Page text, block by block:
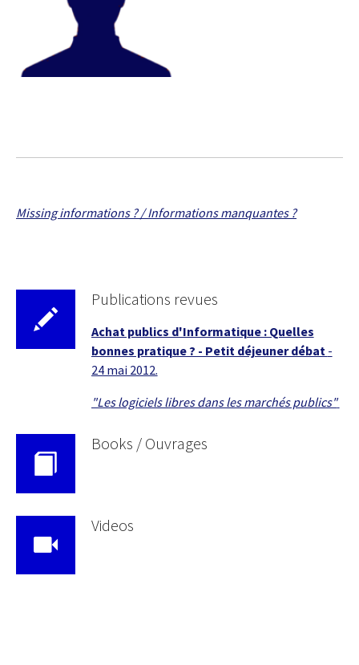
Missing informations ? / Informations manquantes ?
Publications revues
Achat publics d'Informatique : Quelles
bonnes pratique ? - Petit déjeuner débat -
24 mai 2012.
"Les logiciels libres dans les marchés publics"
Books / Ouvrages
Videos